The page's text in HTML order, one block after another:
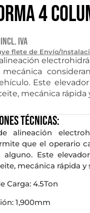
4
Incl. IVA
flete de Envío/
mecánica
Este
mecánica rápida
técnicas:
alineación
que el operario
alguno. Este
mecánica rápida y
Carga: 4.5Ton
1,900mm